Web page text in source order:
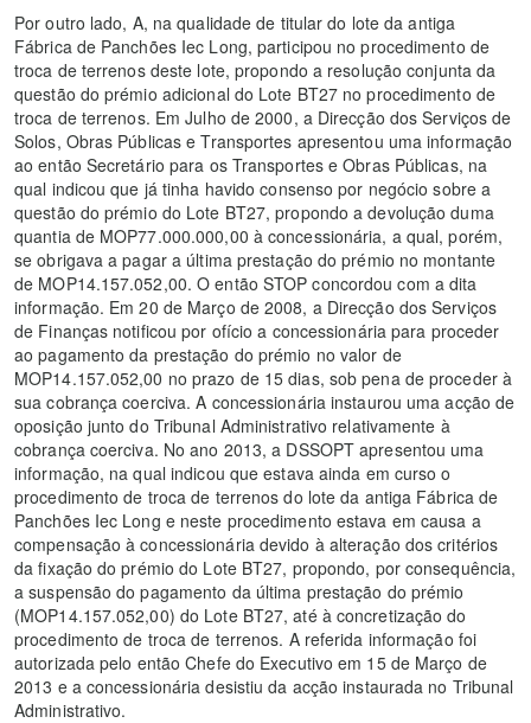
Por outro lado, A, na qualidade de titular do lote da antiga
Fábrica de Panchões Iec Long, participou no procedimento de
troca de terrenos deste lote, propondo a resolução conjunta da
questão do prémio adicional do Lote BT27 no procedimento de
troca de terrenos. Em Julho de 2000, a Direcção dos Serviços de
Solos, Obras Públicas e Transportes apresentou uma informação
ao então Secretário para os Transportes e Obras Públicas, na
qual indicou que já tinha havido consenso por negócio sobre a
questão do prémio do Lote BT27, propondo a devolução duma
quantia de MOP77.000.000,00 à concessionária, a qual, porém,
se obrigava a pagar a última prestação do prémio no montante
de MOP14.157.052,00. O então STOP concordou com a dita
informação. Em 20 de Março de 2008, a Direcção dos Serviços
de Finanças notificou por ofício a concessionária para proceder
ao pagamento da prestação do prémio no valor de
MOP14.157.052,00 no prazo de 15 dias, sob pena de proceder à
sua cobrança coerciva. A concessionária instaurou uma acção de
oposição junto do Tribunal Administrativo relativamente à
cobrança coerciva. No ano 2013, a DSSOPT apresentou uma
informação, na qual indicou que estava ainda em curso o
procedimento de troca de terrenos do lote da antiga Fábrica de
Panchões Iec Long e neste procedimento estava em causa a
compensação à concessionária devido à alteração dos critérios
da fixação do prémio do Lote BT27, propondo, por consequência,
a suspensão do pagamento da última prestação do prémio
(MOP14.157.052,00) do Lote BT27, até à concretização do
procedimento de troca de terrenos. A referida informação foi
autorizada pelo então Chefe do Executivo em 15 de Março de
2013 e a concessionária desistiu da acção instaurada no Tribunal
Administrativo.